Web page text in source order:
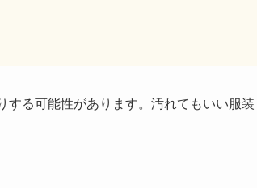
る可能性があります。汚れてもいい服装